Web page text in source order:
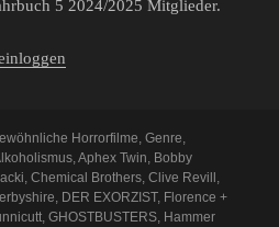
5 2024/2025 Mitglieder.
Horrorfilme,Genre,
,Aphex Twin, Bobby
,Chemical Brothers,Clive Revill ,
, DER EXORZIST, Florence +
,GHOSTBUSTERS, Hammer